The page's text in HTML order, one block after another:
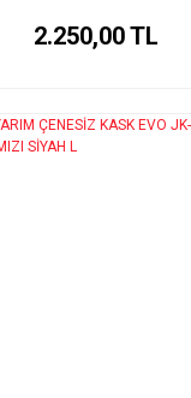
2.250,00 TL